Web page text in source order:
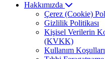
Hakkımızda
Çerez (Cookie)
Gizlilik Politikası
Kişisel Verilerin
(KVKK)
Kullanım Koşulları